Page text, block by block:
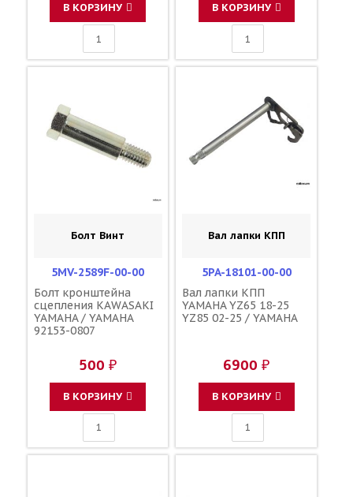
В КОРЗИНУ В КОРЗИНУ
Болт Винт
5MV-2589F-00-00
Болт кронштейна
сцепления KAWASAKI
YAMAHA / YAMAHA
92153-0807
500 ₽
В КОРЗИНУ
Вал лапки КПП
5PA-18101-00-00
Вал лапки КПП
YAMAHA YZ65 18-25
YZ85 02-25 / YAMAHA
6900 ₽
В КОРЗИНУ